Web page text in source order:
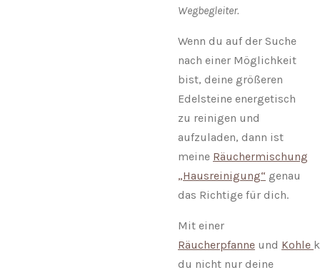
Wegbegleiter.
Wenn du auf der Suche
nach einer Möglichkeit
bist, deine größeren
Edelsteine energetisch
zu reinigen und
aufzuladen, dann ist
meine Räuchermischung
„Hausreinigung“ genau
das Richtige für dich.
Mit einer
Räucherpfanne und Kohle
du nicht nur deine